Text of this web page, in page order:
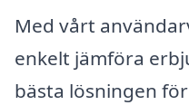
Med vårt
enkelt jämföra
bästa lösningen